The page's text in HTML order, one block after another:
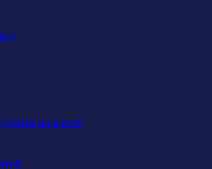
на арене